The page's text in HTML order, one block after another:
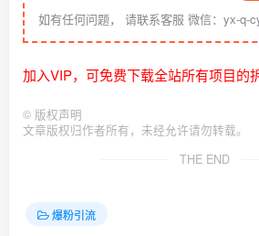
如有任何问题， 请联系客服 微信：yx-q-
加入VIP，可免费下载全站所有项目的
© 版权声明
文章版权归作者所有，未经允许请勿转载。
THE END
爆粉引流